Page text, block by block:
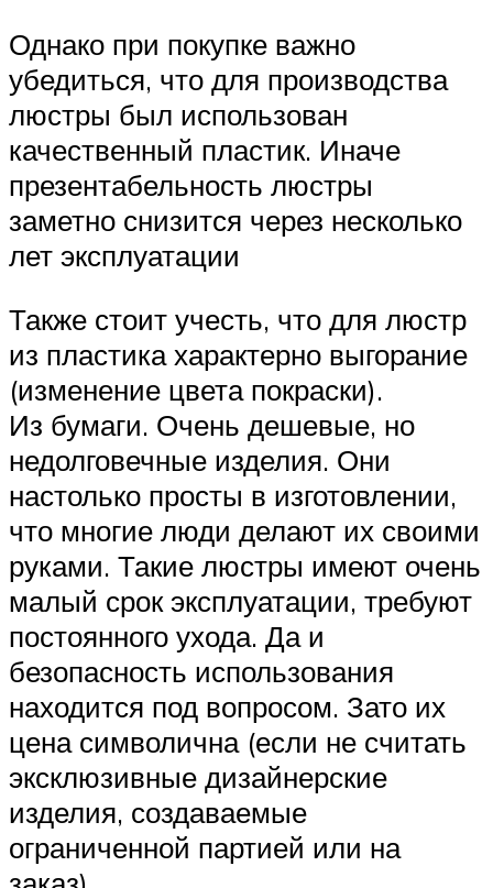
Однако при покупке важно
убедиться, что для производства
люстры был использован
качественный пластик. Иначе
презентабельность люстры
заметно снизится через несколько
лет эксплуатации
Также стоит учесть, что для люстр
из пластика характерно выгорание
(изменение цвета покраски).
Из бумаги. Очень дешевые, но
недолговечные изделия. Они
настолько просты в изготовлении,
что многие люди делают их своими
руками. Такие люстры имеют очень
малый срок эксплуатации, требуют
постоянного ухода. Да и
безопасность использования
находится под вопросом. Зато их
цена символична (если не считать
эксклюзивные дизайнерские
изделия, создаваемые
ограниченной партией или на